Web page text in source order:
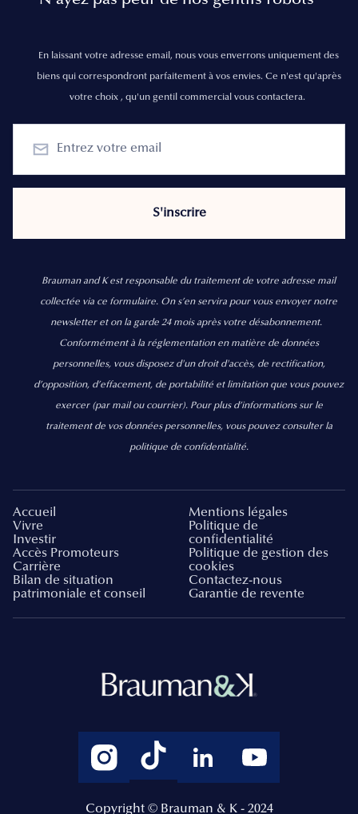
En laissant votre adresse email, nous vous enverrons uniquement des
biens qui correspondront parfaitement à vos envies. Ce n'est qu'après
votre choix , qu'un gentil commercial vous contactera.
Brauman and K est responsable du traitement de votre adresse mail
collectée via ce formulaire. On s’en servira pour vous envoyer notre
newsletter et on la garde 24 mois après votre désabonnement.
Conformément à la réglementation en matière de données
personnelles, vous disposez d'un droit d'accès, de rectification,
d’opposition, d’effacement, de portabilité et limitation que vous pouvez
exercer (par mail ou courrier). Pour plus d’informations sur le
traitement de vos données personnelles, vous pouvez consulter la
politique de confidentialité.
Accueil
Vivre
Investir
Accès Promoteurs
Carrière
Bilan de situation
patrimoniale et conseil
Mentions légales
Politique de
confidentialité
Politique de gestion des
cookies
Contactez-nous
Garantie de revente
Copyright © Brauman & K - 2024